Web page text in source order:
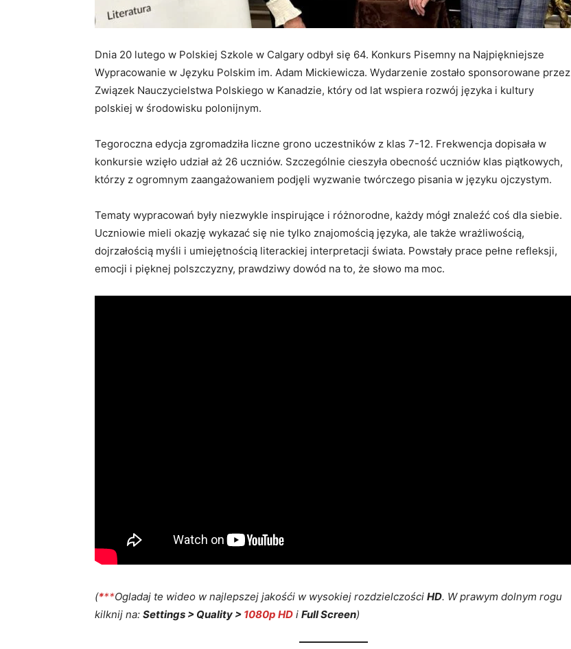
Dnia 20 lutego w Polskiej Szkole w Calgary odbył się 64. Konkurs Pisemny na Najpiękniejsze
Wypracowanie w Języku Polskim im. Adam Mickiewicza. Wydarzenie zostało sponsorowane przez
Związek Nauczycielstwa Polskiego w Kanadzie, który od lat wspiera rozwój języka i kultury
polskiej w środowisku polonijnym.
Tegoroczna edycja zgromadziła liczne grono uczestników z klas 7-12. Frekwencja dopisała w
konkursie wzięło udział aż 26 uczniów. Szczególnie cieszyła obecność uczniów klas piątkowych,
którzy z ogromnym zaangażowaniem podjęli wyzwanie twórczego pisania w języku ojczystym.
Tematy wypracowań były niezwykle inspirujące i różnorodne, każdy mógł znaleźć coś dla siebie.
Uczniowie mieli okazję wykazać się nie tylko znajomością języka, ale także wrażliwością,
dojrzałością myśli i umiejętnością literackiej interpretacji świata. Powstały prace pełne refleksji,
emocji i pięknej polszczyzny, prawdziwy dowód na to, że słowo ma moc.
(***Ogladaj te wideo w najlepszej jakośći w wysokiej rozdzielczości HD. W prawym dolnym rogu
kilknij na: Settings > Quality > 1080p HD i Full Screen)